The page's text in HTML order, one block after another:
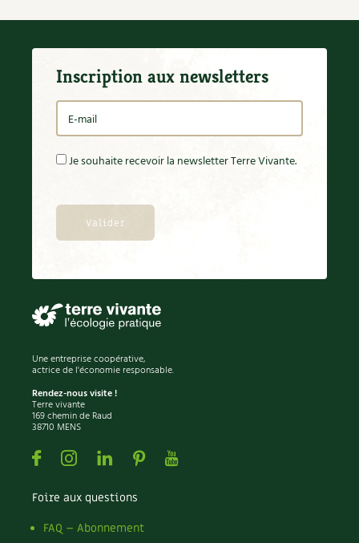
Paille
Panais
Parasite
Partenariat
Participatif
Patate douce
Pelouse
Permaculture
Pesticides
Petits pois
Piment
Pissenlit
Pizza
Plantes
Plantes d'extérieur
Plantes d'intérieur
Plantes médicinales
Plantes sauvages
Plants
Plastique
Inscription aux newsletters
Je souhaite recevoir la newsletter Terre Vivante.
Une entreprise coopérative,
actrice de l'économie responsable.
Rendez-nous visite !
Terre vivante
169 chemin de Raud
38710 MENS
FacebookInstagramLinkedin
PinterestYoutube
Foire aux questions
FAQ – Abonnement